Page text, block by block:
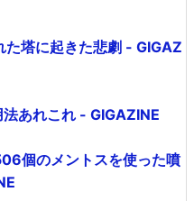
塔に起きた悲劇 - GIGAZ
あれこれ - GIGAZINE
個のメントスを使った噴